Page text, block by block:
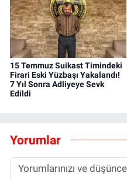
15 Temmuz Suikast Timindeki
Firari Eski Yüzbaşı Yakalandı!
7 Yıl Sonra Adliyeye Sevk
Edildi
Yorumlar